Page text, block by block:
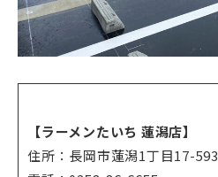
【ラーメンたいち 蓮潟店】
住所：長岡市蓮潟1丁目17-593